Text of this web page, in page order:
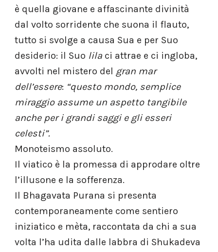
è quella giovane e affascinante divinità
dal volto sorridente che suona il flauto,
tutto si svolge a causa Sua e per Suo
desiderio: il Suo lila ci attrae e ci ingloba,
avvolti nel mistero del gran mar
dell’essere: “questo mondo, semplice
miraggio assume un aspetto tangibile
anche per i grandi saggi e gli esseri
celesti”.
Monoteismo assoluto.
Il viatico è la promessa di approdare oltre
l’illusone e la sofferenza.
Il Bhagavata Purana si presenta
contemporaneamente come sentiero
iniziatico e mèta, raccontata da chi a sua
volta l’ha udita dalle labbra di Shukadeva